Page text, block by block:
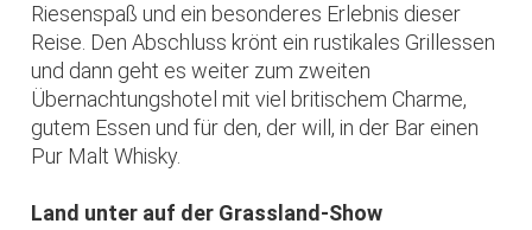
Riesenspaß und ein besonderes Erlebnis dieser
Reise. Den Abschluss krönt ein rustikales Grillessen
und dann geht es weiter zum zweiten
Übernachtungshotel mit viel britischem Charme,
gutem Essen und für den, der will, in der Bar einen
Pur Malt Whisky.
Land unter auf der Grassland-Show